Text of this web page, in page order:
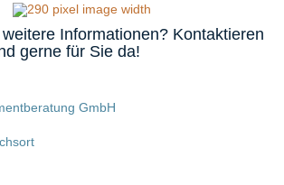
Informationen? Kontaktieren
gerne für Sie da!
GmbH